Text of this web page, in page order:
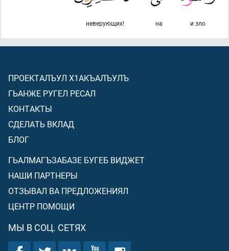
и зло
на
неверующих!
ПРОЕКТАЛЪУЛ Х1АКЪАЛЪУЛЪ
ГЬАНЖЕ РУГЕЛ РЕСАЛ
КОНТАКТЫ
СДЕЛАТЬ ВКЛАД
БЛОГ
ГЬАЛМАГЪЗАБАЗЕ БУГЕБ ВИДЖЕТ
НАШИ ПАРТНЕРЫ
ОТЗЫВАЛ ВА ПРЕДЛОЖЕНИЯЛ
ЦЕНТР ПОМОЩИ
МЫ В СОЦ. СЕТЯХ